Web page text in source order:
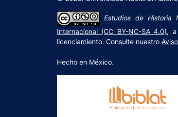
Estudios de Historia
Internacional (CC BY-NC-SA 4.0), a
licenciamiento. Consulte nuestro
Hecho en México.